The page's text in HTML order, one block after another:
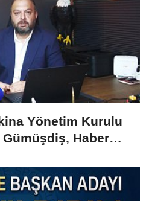
Yönetim Kurulu
Gümüşdiş, Haber